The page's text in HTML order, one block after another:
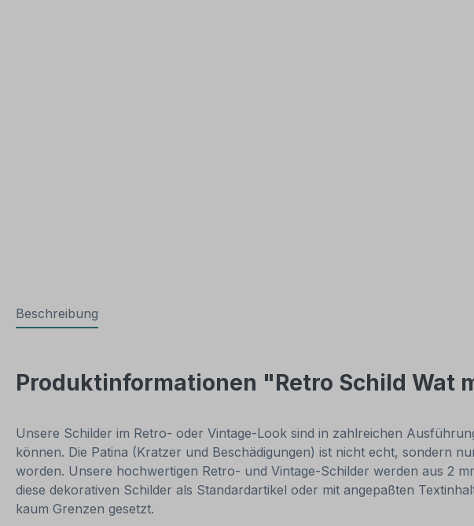
Beschreibung
Produktinformationen "Retro Schild Wat
Unsere Schilder im Retro- oder Vintage-Look sind in zahlreichen
können. Die Patina (Kratzer und Beschädigungen) ist nicht echt, sondern
worden. Unsere hochwertigen Retro- und Vintage-Schilder werden aus 2
diese dekorativen Schilder als Standardartikel oder mit angepaßten
kaum Grenzen gesetzt.